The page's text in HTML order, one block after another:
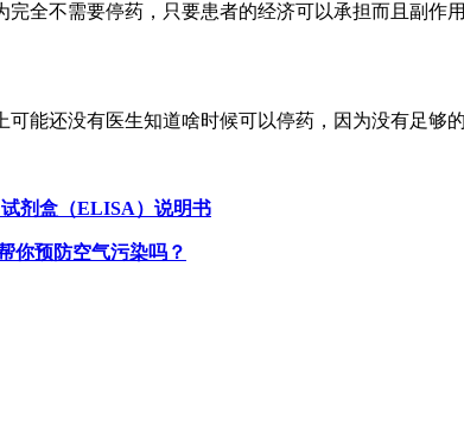
完全不需要停药，只要患者的经济可以承担而且副
能还没有医生知道啥时候可以停药，因为没有足够
剂盒（ELISA）​说明书
你预防空气污染吗？